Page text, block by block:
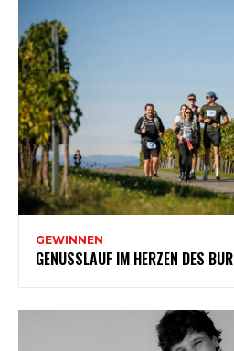
GEWINNEN
GENUSSLAUF IM HERZEN DES